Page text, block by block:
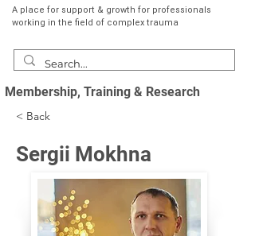
A place for support & growth for professionals
working in the field of complex trauma
Membership, Training & Research
< Back
Sergii Mokhna